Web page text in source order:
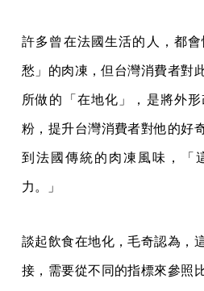
許多曾在法國生活的人，都
愁」的肉凍，但台灣消費者對
所做的「在地化」，是將外
粉，提升台灣消費者對他的好
到法國傳統的肉凍風味，「
力。」
談起飲食在地化，毛奇認為，
接，需要從不同的指標來參照